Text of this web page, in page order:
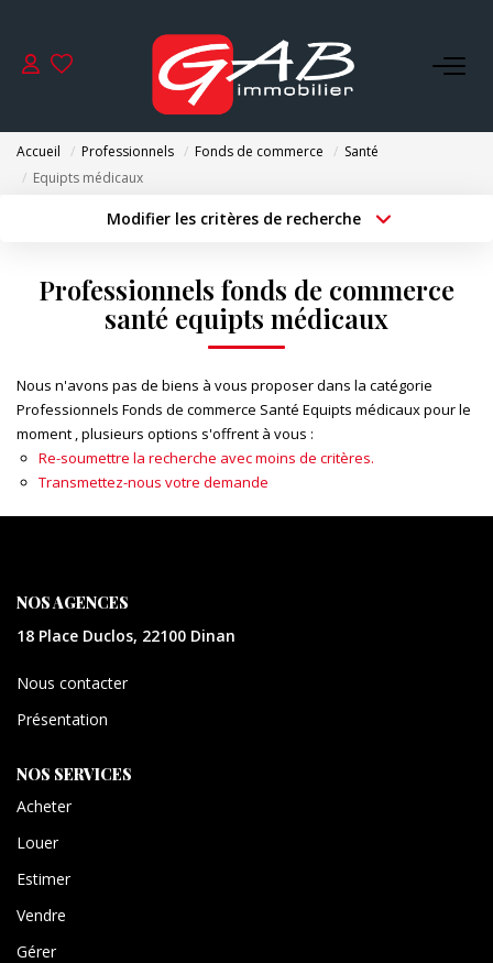
ACHETER
SYNDIC
GESTION
NOS AGENCES
Accueil Professionnels Fonds de commerce
Santé
Equipts médicaux
Modifier les critères de recherche
Type de transaction Localisation
Type de bien
Surface min
Créer une alerte
Professionnels fonds de commerce
santé equipts médicaux
Nous n'avons pas de biens à vous proposer dans la catégorie
Professionnels Fonds de commerce Santé Equipts médicaux pour le
moment , plusieurs options s'offrent à vous :
Re-soumettre la recherche avec moins de critères.
Transmettez-nous votre demande
NOS AGENCES
18 Place Duclos, 22100 Dinan
Nous contacter
Présentation
NOS SERVICES
Acheter
Louer
Estimer
Vendre
Gérer